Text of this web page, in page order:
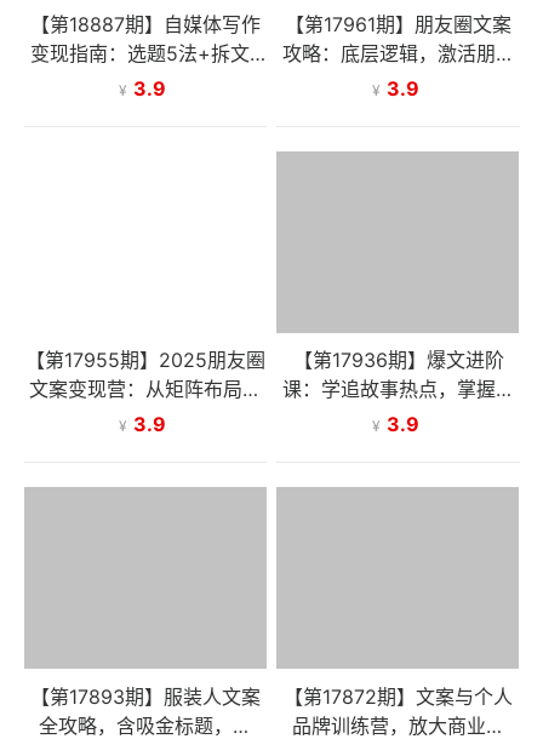
【第18887期】自媒体写作
变现指南：选题5法+拆文6
步+数据优化，单篇收益22
¥ 3.9
【第17961期】朋友圈文案
攻略：底层逻辑，激活朋友
圈，掌握人性，写出吸金好
¥ 3.9
【第17955期】2025朋友圈
文案变现营：从矩阵布局到
人性痛点，打造能搞钱的高
¥ 3.9
【第17936期】爆文进阶
课：学追故事热点，掌握关
键一步，解锁爆上加爆，产
¥ 3.9
【第17893期】服装人文案
全攻略，含吸金标题，生
【第17872期】文案与个人
品牌训练营，放大商业价